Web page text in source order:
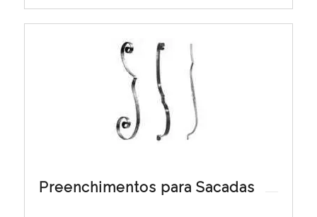
Preenchimentos para Sacadas